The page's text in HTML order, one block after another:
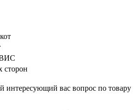
сторон
интересующий вас вопрос по товару